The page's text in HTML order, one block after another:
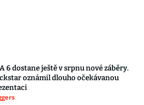
6 dostane ještě v srpnu nové záběry.
oznámil dlouho očekávanou